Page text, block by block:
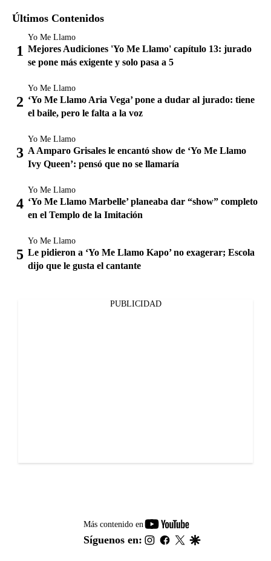
Últimos Contenidos
Yo Me Llamo
Mejores Audiciones 'Yo Me Llamo' capítulo 13: jurado
se pone más exigente y solo pasa a 5
Yo Me Llamo
‘Yo Me Llamo Aria Vega’ pone a dudar al jurado: tiene
el baile, pero le falta a la voz
Yo Me Llamo
A Amparo Grisales le encantó show de ‘Yo Me Llamo
Ivy Queen’: pensó que no se llamaría
Yo Me Llamo
‘Yo Me Llamo Marbelle’ planeaba dar “show” completo
en el Templo de la Imitación
Yo Me Llamo
Le pidieron a ‘Yo Me Llamo Kapo’ no exagerar; Escola
dijo que le gusta el cantante
PUBLICIDAD
Más contenido en
youtube-
footer
Síguenos en: instagram
facebook
twitter